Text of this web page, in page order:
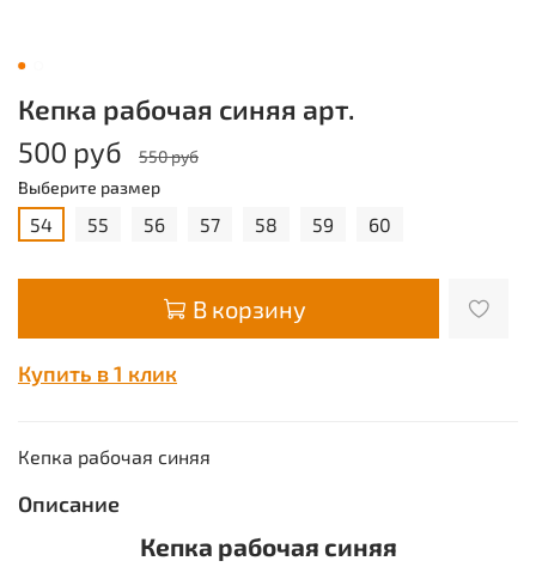
Кепка рабочая синяя арт.
500 руб
550 руб
Выберите размер
54 55 56 57 58 59 60
В корзину
Купить в 1 клик
Кепка рабочая синяя
Описание
Кепка рабочая синяя